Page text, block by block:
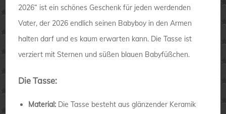
2026“ ist ein schönes Geschenk für jeden werdenden
Vater, der 2026 endlich seinen Babyboy in den Armen
halten darf und es kaum erwarten kann. Die Tasse ist
verziert mit Sternen und süßen blauen Babyfüßchen.
Die Tasse:
Material: Die Tasse besteht aus glänzender Keramik